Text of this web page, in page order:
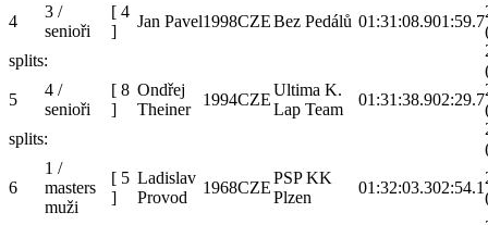
4
3 /
senioři
[ 4
]
Jan Pavel1998CZEBez Pedálů 01:31:08.901:59.7
splits:
5
4 /
senioři
[ 8
]
Ondřej
Theiner
1994CZE
Ultima K.
Lap Team
01:31:38.902:29.7
splits:
6
1 /
masters
muži
[ 5
]
Ladislav
Provod
1968CZE
PSP KK
Plzen
01:32:03.302:54.1